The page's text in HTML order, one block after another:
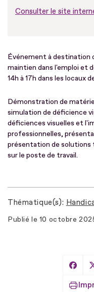
Consulter le site
Événement à destination
maintien dans l'emploi et
14h à 17h dans les locaux
Démonstration de
simulation de déficience
déficiences visuelles et
professionnelles,
présentation de solutions
sur le poste de travail.
Thématique(s)
Publié le 10 octobre